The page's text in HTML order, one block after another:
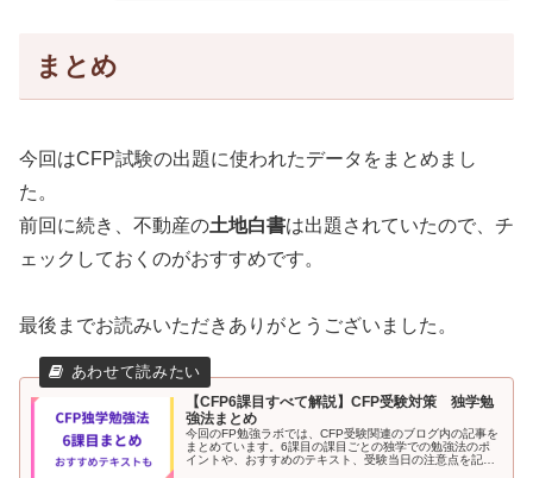
まとめ
今回はCFP試験の出題に使われたデータをまとめまし
た。
前回に続き、不動産の土地白書は出題されていたので、チ
ェックしておくのがおすすめです。
最後までお読みいただきありがとうございました。
【CFP6課目すべて解説】CFP受験対策 独学勉
強法まとめ
今回のFP勉強ラボでは、CFP受験関連のブログ内の記事を
まとめています。6課目の課目ごとの独学での勉強法のポ
イントや、おすすめのテキスト、受験当日の注意点を記載